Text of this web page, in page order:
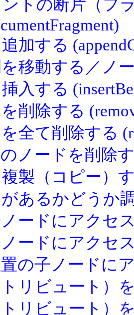
ントの断片（フ
加する
移動する／ノ
入する
削除する
全て削除する
ノードを削除
製（コピー）
あるかどうか
ードにアクセ
ードにアクセ
の子ノードに
リビュート）
リビュート）